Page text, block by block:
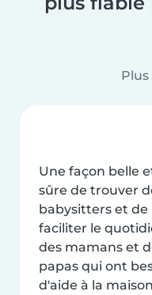
Plus
Une façon belle
sûre de trouver
babysitters et de
faciliter le
des mamans et
papas qui ont
d'aide à la